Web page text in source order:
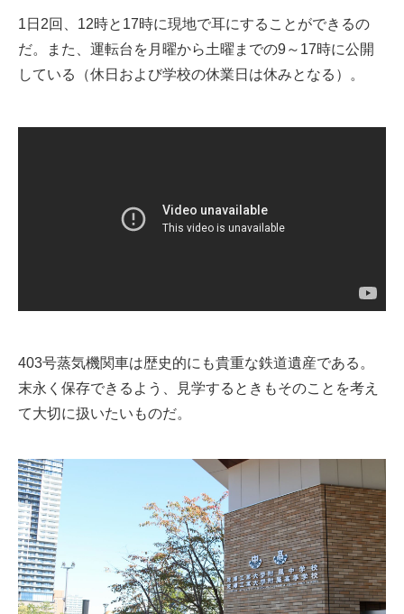
1日2回、12時と17時に現地で耳にすることができるの
だ。また、運転台を月曜から土曜までの9～17時に公開
している（休日および学校の休業日は休みとなる）。
403号蒸気機関車は歴史的にも貴重な鉄道遺産である。
末永く保存できるよう、見学するときもそのことを考え
て大切に扱いたいものだ。